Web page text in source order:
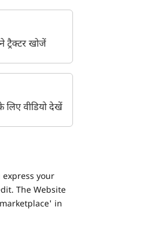
ट्रैक्टर खोजें
लिए वीडियो देखें
your
The Website
in